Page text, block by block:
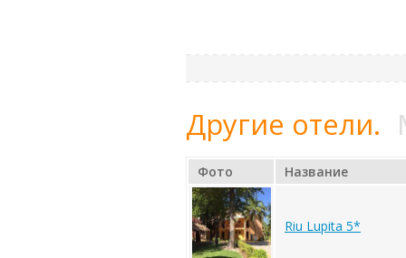
Другие отели.
Фото Название
Riu Lupita 5*